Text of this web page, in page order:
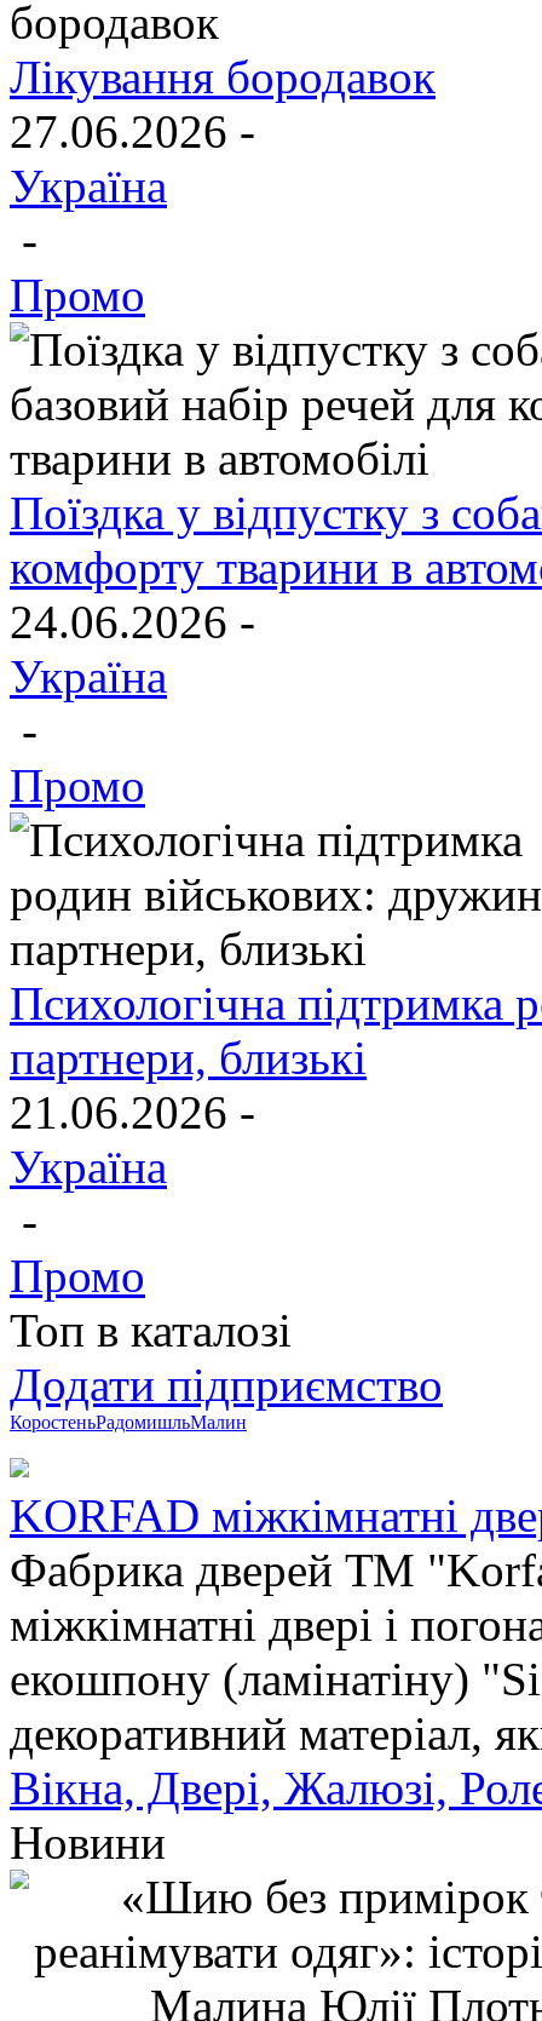
Лікування бородавок
27.06.2026 -
Україна
-
Промо
Поїздка у відпустку з
комфорту тварини в
24.06.2026 -
Україна
-
Промо
Психологічна підтримка
партнери, близькі
21.06.2026 -
Україна
-
Промо
Топ в каталозі
Додати підприємство
КоростеньРадомишльМалин
KORFAD міжкімнатні
Фабрика дверей ТМ
міжкімнатні двері і
екошпону (ламінатіну)
декоративний матеріал,
Вікна, Двері, Жалюзі,
Новини